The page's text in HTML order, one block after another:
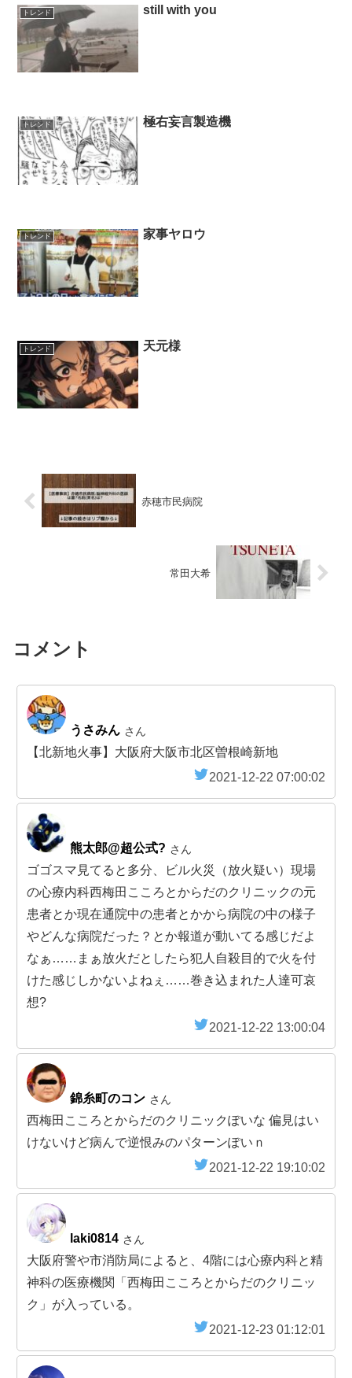
トレンド still with you
トレンド 極右妄言製造機
トレンド 家事ヤロウ
トレンド 天元様
赤穂市民病院
常田大希
コメント
うさみん さん
【北新地火事】大阪府大阪市北区曽根崎新地
2021-12-22 07:00:02
熊太郎@超公式? さん
ゴゴスマ見てると多分、ビル火災（放火疑い）現場
の心療内科西梅田こころとからだのクリニックの元
患者とか現在通院中の患者とかから病院の中の様子
やどんな病院だった？とか報道が動いてる感じだよ
なぁ……まぁ放火だとしたら犯人自殺目的で火を付
けた感じしかないよねぇ……巻き込まれた人達可哀
想?
2021-12-22 13:00:04
錦糸町のコン さん
西梅田こころとからだのクリニックぽいな 偏見はい
けないけど病んで逆恨みのパターンぽいｎ
2021-12-22 19:10:02
laki0814 さん
大阪府警や市消防局によると、4階には心療内科と精
神科の医療機関「西梅田こころとからだのクリニッ
ク」が入っている。
2021-12-23 01:12:01